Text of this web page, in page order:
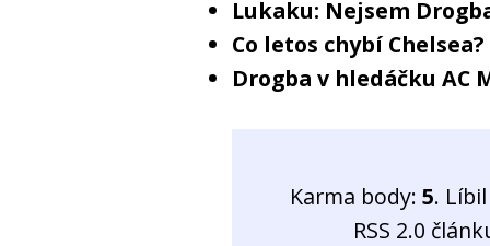
Lukaku: Nejsem
Co letos chybí Chelsea?
Drogba v hledáčku AC
Karma body: 5.
RSS 2.0